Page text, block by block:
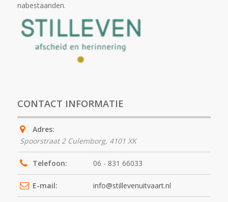
nabestaanden.
CONTACT INFORMATIE
Adres:
Spoorstraat 2 Culemborg, 4101 XK
Telefoon: 06 - 831 66033
E-mail: info@stillevenuitvaart.nl